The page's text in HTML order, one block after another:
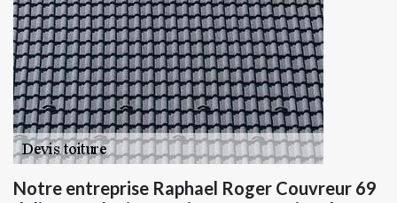
Notre entreprise Raphael Roger Couvreur 69